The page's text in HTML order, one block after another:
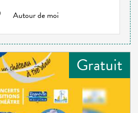
Autour de moi
Gratuit